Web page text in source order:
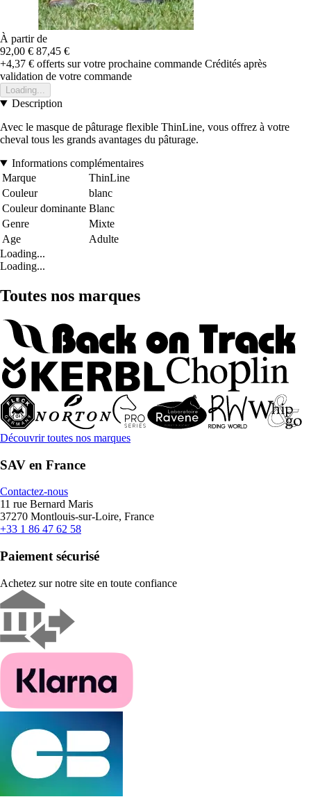
À partir de
92,00 € 87,45 €
+4,37 € offerts sur votre prochaine commande Crédités après
validation de votre commande
Loading...
Description
Avec le masque de pâturage flexible ThinLine, vous offrez à votre
cheval tous les grands avantages du pâturage.
Informations complémentaires
Marque
ThinLine
Couleur
blanc
Couleur dominante Blanc
Genre
Mixte
Age
Adulte
Loading...
Loading...
Toutes nos marques
Découvrir toutes nos marques
SAV en France
Contactez-nous
11 rue Bernard Maris
37270 Montlouis-sur-Loire, France
+33 1 86 47 62 58
Paiement sécurisé
Achetez sur notre site en toute confiance